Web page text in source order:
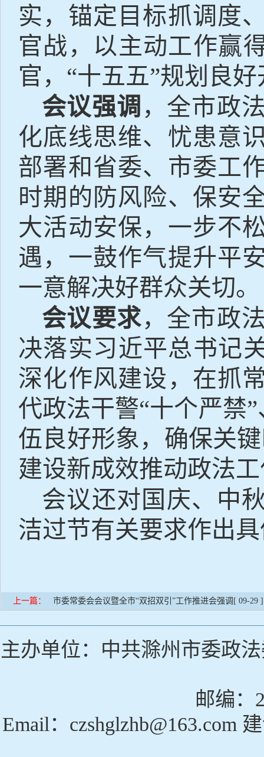
实，锚定目标抓调度
官战，以主动工作赢
官，“十五五”规划良
会议强调 ，全市政
化底线思维、忧患意
部署和省委、市委工
时期的防风险、保安
大活动安保，一步不
遇，一鼓作气提升平
一意解决好群众关切。
会议要求，全市政
决落实习近平总书记
深化作风建设，在抓
代政法干警“十个严禁
伍良好形象，确保关
建设新成效推动政法
会议还对国庆、中
洁过节有关要求作出
上一篇： 市委常委会会议暨全市“双招双引”工作推进会强调 [ 09-29
主办单位：中共滁州市委政
邮编：
Email：